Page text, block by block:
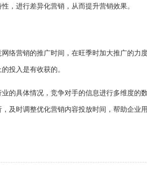
，进行差异化营销，从而提升营销效果。
络营销的推广时间，在旺季时加大推广的
投入是有收获的。
的具体情况，竞争对手的信息进行多维度
及时调整优化营销内容投放时间，帮助企业